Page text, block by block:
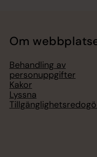
Om
Behandling av
personuppgifter
Kakor
Lyssna